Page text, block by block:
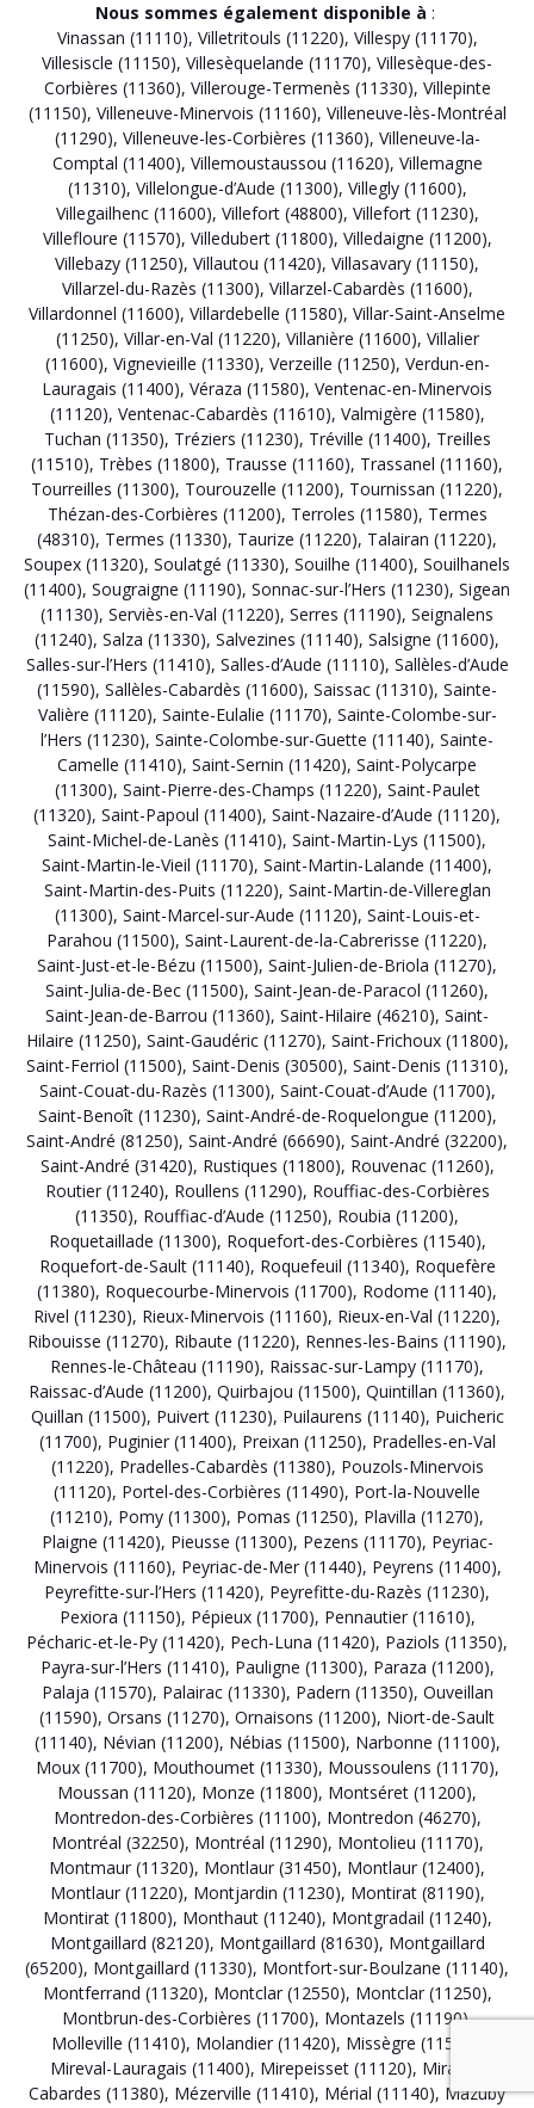
Nous sommes également disponible à :
Vinassan (11110), Villetritouls (11220), Villespy (11170),
Villesiscle (11150), Villesèquelande (11170), Villesèque-des-
Corbières (11360), Villerouge-Termenès (11330), Villepinte
(11150), Villeneuve-Minervois (11160), Villeneuve-lès-Montréal
(11290), Villeneuve-les-Corbières (11360), Villeneuve-la-
Comptal (11400), Villemoustaussou (11620), Villemagne
(11310), Villelongue-d’Aude (11300), Villegly (11600),
Villegailhenc (11600), Villefort (48800), Villefort (11230),
Villefloure (11570), Villedubert (11800), Villedaigne (11200),
Villebazy (11250), Villautou (11420), Villasavary (11150),
Villarzel-du-Razès (11300), Villarzel-Cabardès (11600),
Villardonnel (11600), Villardebelle (11580), Villar-Saint-Anselme
(11250), Villar-en-Val (11220), Villanière (11600), Villalier
(11600), Vignevieille (11330), Verzeille (11250), Verdun-en-
Lauragais (11400), Véraza (11580), Ventenac-en-Minervois
(11120), Ventenac-Cabardès (11610), Valmigère (11580),
Tuchan (11350), Tréziers (11230), Tréville (11400), Treilles
(11510), Trèbes (11800), Trausse (11160), Trassanel (11160),
Tourreilles (11300), Tourouzelle (11200), Tournissan (11220),
Thézan-des-Corbières (11200), Terroles (11580), Termes
(48310), Termes (11330), Taurize (11220), Talairan (11220),
Soupex (11320), Soulatgé (11330), Souilhe (11400), Souilhanels
(11400), Sougraigne (11190), Sonnac-sur-l’Hers (11230), Sigean
(11130), Serviès-en-Val (11220), Serres (11190), Seignalens
(11240), Salza (11330), Salvezines (11140), Salsigne (11600),
Salles-sur-l’Hers (11410), Salles-d’Aude (11110), Sallèles-d’Aude
(11590), Sallèles-Cabardès (11600), Saissac (11310), Sainte-
Valière (11120), Sainte-Eulalie (11170), Sainte-Colombe-sur-
l’Hers (11230), Sainte-Colombe-sur-Guette (11140), Sainte-
Camelle (11410), Saint-Sernin (11420), Saint-Polycarpe
(11300), Saint-Pierre-des-Champs (11220), Saint-Paulet
(11320), Saint-Papoul (11400), Saint-Nazaire-d’Aude (11120),
Saint-Michel-de-Lanès (11410), Saint-Martin-Lys (11500),
Saint-Martin-le-Vieil (11170), Saint-Martin-Lalande (11400),
Saint-Martin-des-Puits (11220), Saint-Martin-de-Villereglan
(11300), Saint-Marcel-sur-Aude (11120), Saint-Louis-et-
Parahou (11500), Saint-Laurent-de-la-Cabrerisse (11220),
Saint-Just-et-le-Bézu (11500), Saint-Julien-de-Briola (11270),
Saint-Julia-de-Bec (11500), Saint-Jean-de-Paracol (11260),
Saint-Jean-de-Barrou (11360), Saint-Hilaire (46210), Saint-
Hilaire (11250), Saint-Gaudéric (11270), Saint-Frichoux (11800),
Saint-Ferriol (11500), Saint-Denis (30500), Saint-Denis (11310),
Saint-Couat-du-Razès (11300), Saint-Couat-d’Aude (11700),
Saint-Benoît (11230), Saint-André-de-Roquelongue (11200),
Saint-André (81250), Saint-André (66690), Saint-André (32200),
Saint-André (31420), Rustiques (11800), Rouvenac (11260),
Routier (11240), Roullens (11290), Rouffiac-des-Corbières
(11350), Rouffiac-d’Aude (11250), Roubia (11200),
Roquetaillade (11300), Roquefort-des-Corbières (11540),
Roquefort-de-Sault (11140), Roquefeuil (11340), Roquefère
(11380), Roquecourbe-Minervois (11700), Rodome (11140),
Rivel (11230), Rieux-Minervois (11160), Rieux-en-Val (11220),
Ribouisse (11270), Ribaute (11220), Rennes-les-Bains (11190),
Rennes-le-Château (11190), Raissac-sur-Lampy (11170),
Raissac-d’Aude (11200), Quirbajou (11500), Quintillan (11360),
Quillan (11500), Puivert (11230), Puilaurens (11140), Puicheric
(11700), Puginier (11400), Preixan (11250), Pradelles-en-Val
(11220), Pradelles-Cabardès (11380), Pouzols-Minervois
(11120), Portel-des-Corbières (11490), Port-la-Nouvelle
(11210), Pomy (11300), Pomas (11250), Plavilla (11270),
Plaigne (11420), Pieusse (11300), Pezens (11170), Peyriac-
Minervois (11160), Peyriac-de-Mer (11440), Peyrens (11400),
Peyrefitte-sur-l’Hers (11420), Peyrefitte-du-Razès (11230),
Pexiora (11150), Pépieux (11700), Pennautier (11610),
Pécharic-et-le-Py (11420), Pech-Luna (11420), Paziols (11350),
Payra-sur-l’Hers (11410), Pauligne (11300), Paraza (11200),
Palaja (11570), Palairac (11330), Padern (11350), Ouveillan
(11590), Orsans (11270), Ornaisons (11200), Niort-de-Sault
(11140), Névian (11200), Nébias (11500), Narbonne (11100),
Moux (11700), Mouthoumet (11330), Moussoulens (11170),
Moussan (11120), Monze (11800), Montséret (11200),
Montredon-des-Corbières (11100), Montredon (46270),
Montréal (32250), Montréal (11290), Montolieu (11170),
Montmaur (11320), Montlaur (31450), Montlaur (12400),
Montlaur (11220), Montjardin (11230), Montirat (81190),
Montirat (11800), Monthaut (11240), Montgradail (11240),
Montgaillard (82120), Montgaillard (81630), Montgaillard
(65200), Montgaillard (11330), Montfort-sur-Boulzane (11140),
Montferrand (11320), Montclar (12550), Montclar (11250),
Montbrun-des-Corbières (11700), Montazels (11190),
Molleville (11410), Molandier (11420), Missègre (11580)
Mireval-Lauragais (11400), Mirepeisset (11120), Miraval-
Cabardes (11380), Mézerville (11410), Mérial (11140), Mazuby